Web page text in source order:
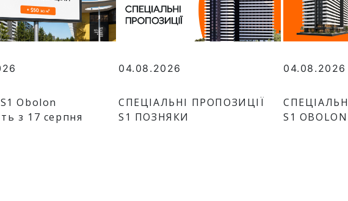
Obolon
з 17 серпня
04.08.2026
СПЕЦІАЛЬНІ ПРОПОЗИЦІЇ
S1 ПОЗНЯКИ
04.08.2026
S1 OBOLON